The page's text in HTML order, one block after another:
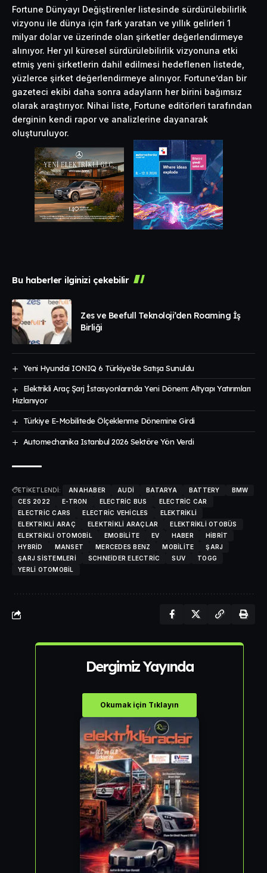
Fortune Dünyayı Değiştirenler listesinde sürdürülebilirlik
vizyonu ile dünya için fark yaratan ve yıllık gelirleri 1
milyar dolar ve üzerinde olan şirketler değerlendirmeye
alınıyor. Her yıl küresel sürdürülebilirlik vizyonuna etki
etmiş yeni şirketlerin dahil edilmesi hedeflenen listede,
yüzlerce şirket değerlendirmeye alınıyor. Fortune’dan bir
gazeteci ekibi daha sonra adayların her birini bağımsız
olarak araştırıyor. Nihai liste, Fortune editörleri tarafından
derginin kendi rapor ve analizlerine dayanarak
oluşturuluyor.
Bu haberler ilginizi çekebilir
Zes ve Beefull Teknoloji’den Roaming İş
Birliği
Yeni Hyundai IONIQ 6 Türkiye’de Satışa Sunuldu
Elektrikli Araç Şarj İstasyonlarında Yeni Dönem: Altyapı Yatırımları
Hızlanıyor
Türkiye E-Mobilitede Ölçeklenme Dönemine Girdi
Automechanika Istanbul 2026 Sektöre Yön Verdi
ETİKETLENDİ: ANAHABER AUDI BATARYA BATTERY
BMW
CES 2022
E-TRON ELECTRIC BUS
ELECTRIC CAR
ELECTRIC CARS
ELECTRIC VEHICLES
ELEKTRIKLI
ELEKTRIKLI ARAÇ
ELEKTRIKLI ARAÇLAR
ELEKTRIKLI OTOBÜS
ELEKTRIKLI OTOMOBIL
EMOBILITE EV HABER
HIBRIT
HYBRID
MANSET MERCEDES BENZ MOBILITE
ŞARJ
ŞARJ SISTEMLERI
SCHNEIDER ELECTRIC SUV
TOGG
YERLI OTOMOBIL
Dergimiz Yayında
Okumak için Tıklayın